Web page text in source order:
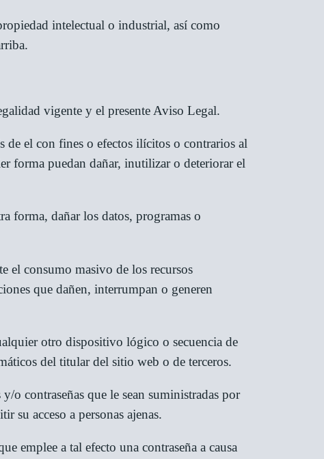
intelectual o industrial, así como
vigente y el presente Aviso Legal.
el con fines o efectos ilícitos o contrarios al
forma puedan dañar, inutilizar o deteriorar el
forma, dañar los datos, programas o
el consumo masivo de los recursos
que dañen, interrumpan o generen
otro dispositivo lógico o secuencia de
del titular del sitio web o de terceros.
o contraseñas que le sean suministradas por
su acceso a personas ajenas.
emplee a tal efecto una contraseña a causa